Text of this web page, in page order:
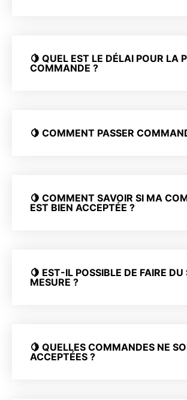
🍋 QUEL EST LE DÉLAI POUR LA
COMMANDE ?
🍋 COMMENT PASSER
🍋 COMMENT SAVOIR SI MA
EST BIEN ACCEPTÉE ?
🍋 EST-IL POSSIBLE DE FAIRE DU
MESURE ?
🍋 QUELLES COMMANDES NE
ACCEPTÉES ?